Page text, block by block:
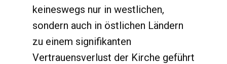
keineswegs nur in westlichen,
sondern auch in östlichen Ländern
zu einem signifikanten
Vertrauensverlust der Kirche geführt